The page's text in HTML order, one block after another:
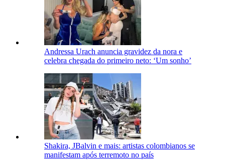
Andressa Urach anuncia gravidez da nora e
celebra chegada do primeiro neto: ‘Um sonho’
Shakira, JBalvin e mais: artistas colombianos se
manifestam após terremoto no país